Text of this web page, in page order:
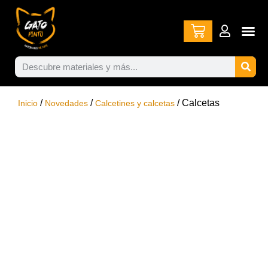
Inicio / Novedades /Calcetines y calcetas / Calcetas